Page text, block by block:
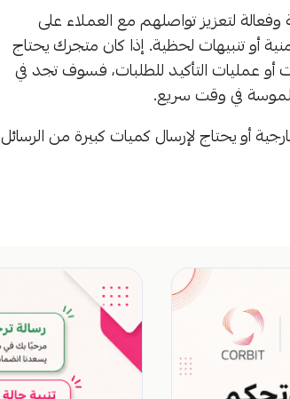
لتعزيز تواصلهم مع العملاء على
أو تنبيهات لحظية. إذا كان متجرك يحتاج
أو عمليات التأكيد للطلبات، فسوف تجد في
أو يحتاج لإرسال كميات كبيرة من الرسائل